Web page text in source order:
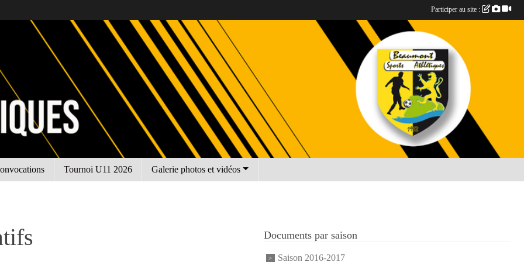
Tournoi U11 2026 Galerie photos et vidéos
Documents par saison
Saison 2016-2017
Participer au site :